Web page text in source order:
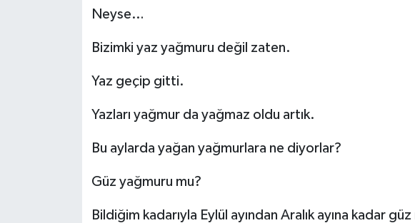
Neyse…
Bizimki yaz yağmuru değil zaten.
Yaz geçip gitti.
Yazları yağmur da yağmaz oldu artık.
Bu aylarda yağan yağmurlara ne diyorlar?
Güz yağmuru mu?
Bildiğim kadarıyla Eylül ayından Aralık ayına kadar